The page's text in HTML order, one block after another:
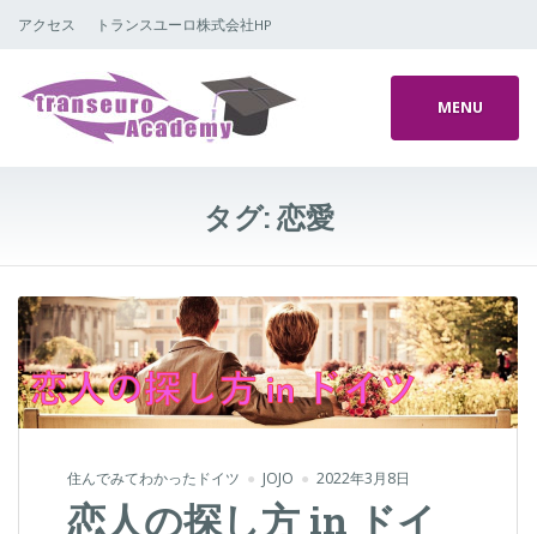
アクセス トランスユーロ株式会社HP
MENU
タグ:恋愛
住んでみてわかったドイツ JOJO 2022年3月8日
恋人の探し方 in ドイ